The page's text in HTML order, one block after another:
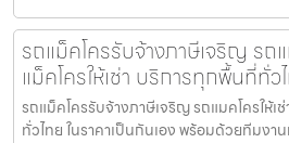
รถแม็คโครรับจ้างภาษีเจริญ รถ
แม็คโครให้เช่า บริการทุกพื้นที่ทั่ว
รถแม็คโครรับจ้างภาษีเจริญ รถแมคโครให้เ
ทั่วไทย ในราคาเป็นกันเอง พร้อมด้วยทีมง